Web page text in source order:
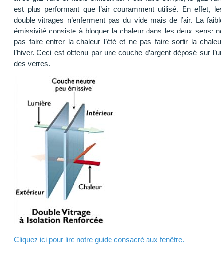
est plus performant que l’air couramment utilisé. En effet,
double vitrages n’enferment pas du vide mais de l’air. La
émissivité consiste à bloquer la chaleur dans les deux sens:
pas faire entrer la chaleur l’été et ne pas faire sortir la
l’hiver. Ceci est obtenu par une couche d’argent déposé sur
des verres.
Cliquez ici pour lire notre guide consacré aux fenêtre.